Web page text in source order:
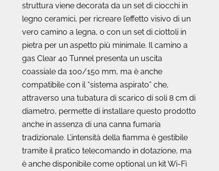
struttura viene decorata da un set di ciocchi in
legno ceramici, per ricreare l’effetto visivo di un
vero camino a legna, o con un set di ciottoli in
pietra per un aspetto più minimale. Il camino a
gas Clear 40 Tunnel presenta un uscita
coassiale da 100/150 mm, ma è anche
compatibile con il “sistema aspirato” che,
attraverso una tubatura di scarico di soli 8 cm di
diametro, permette di installare questo prodotto
anche in assenza di una canna fumaria
tradizionale. L’intensità della fiamma è gestibile
tramite il pratico telecomando in dotazione, ma
è anche disponibile come optional un kit Wi-Fi